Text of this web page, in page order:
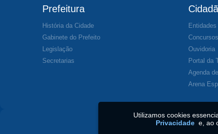
Prefeitura
História da Cidade
Gabinete do Prefeito
Legislação
Secretarias
Entidades
Concursos
Ouvidoria
Portal da
Agenda
Arena
Utilizamos cookies
Privacidade e, ao